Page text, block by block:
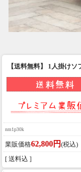
【送料無料】 1人掛け
nm1p30k
業販価格62,800円 (税込)
[ 送料込 ]